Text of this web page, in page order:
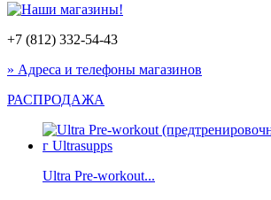
+7 (812) 332-54-43
» Адреса и телефоны магазинов
РАСПРОДАЖА
Ultra Pre-workout...